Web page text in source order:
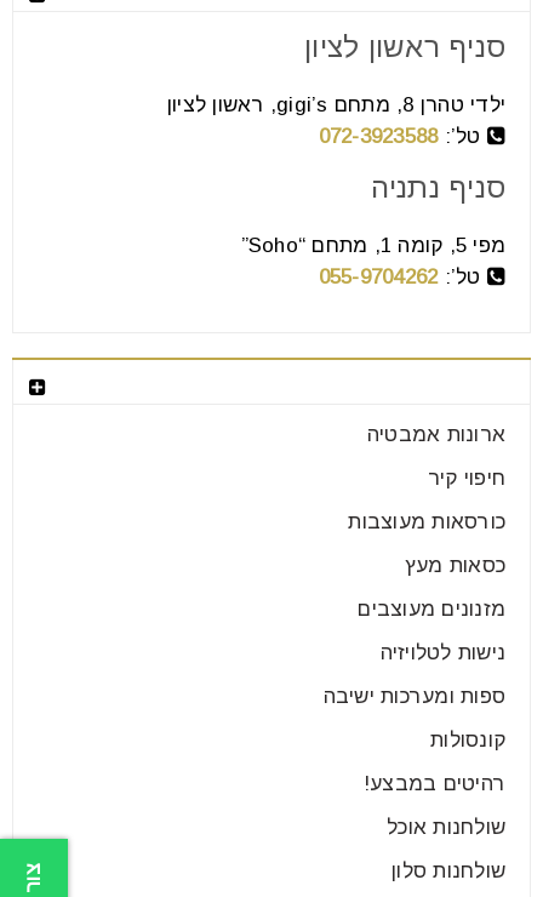
סניף ראשון לציון
ילדי טהרן 8, מתחם gigi’s, ראשון לציון
טל’:072-3923588
סניף נתניה
מפי 5, קומה 1, מתחם “Soho”
טל’:055-9704262
ארונות אמבטיה
חיפוי קיר
כורסאות מעוצבות
כסאות מעץ
מזנונים מעוצבים
נישות לטלויזיה
ספות ומערכות ישיבה
קונסולות
רהיטים במבצע!
שולחנות אוכל
שולחנות סלון